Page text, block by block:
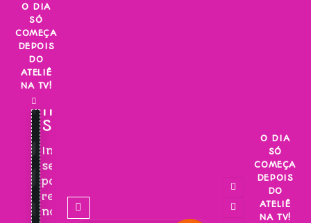
Skip
content
O DIA
SÓ
COMEÇA
DEPOIS
DO
ATELIÊ
NA TV!
INSCREVA-
SE!
Inscreva-
se
para
receber
novidades!
O DIA
SÓ
COMEÇA
DEPOIS
DO
ATELIÊ
NA TV!